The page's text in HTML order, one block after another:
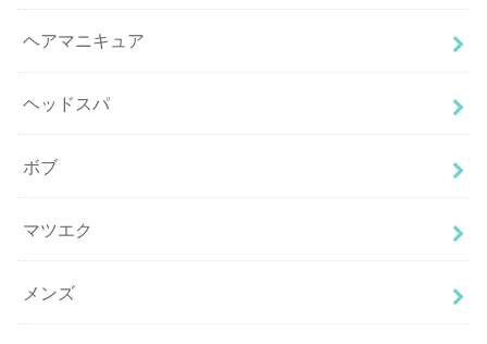
ヘアマニキュア
ヘッドスパ
ボブ
マツエク
メンズ